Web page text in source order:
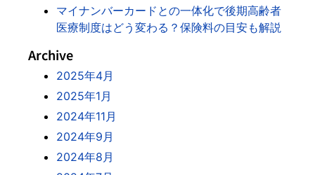
マイナンバーカードとの一体化で後期高齢者
医療制度はどう変わる？保険料の目安も解説
Archive
2025年4月
2025年1月
2024年11月
2024年9月
2024年8月